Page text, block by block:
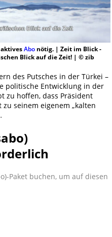
Abonötig. | Zeit im Blick -
Blick auf die Zeit! | © zib
des Putsches in der Türkei –
politische Entwicklung in der
zu hoffen, dass Präsident
seinem eigenem „kalten
Paket buchen, um auf diesen